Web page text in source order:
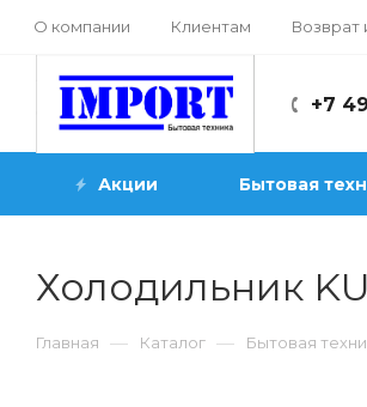
О компании Клиентам Возврат
+7
Акции Бытовая
Холодильник
Главная — Каталог — Бытовая